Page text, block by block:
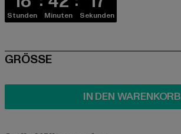
Stunden Minuten Sekunden
SIZE
GRÖSSE
IN DEN WARENKORB